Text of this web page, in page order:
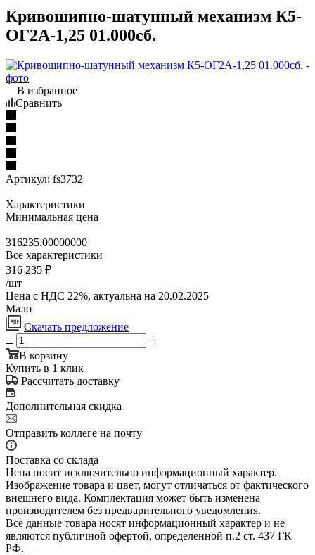
Кривошипно-шатунный механизм К5-
ОГ2А-1,25 01.000сб.
В избранное
Сравнить
Артикул: fs3732
Характеристики
Минимальная цена
—
316235.00000000
Все характеристики
316 235 ₽
/шт
Цена с НДС 22%, актуальна на 20.02.2025
Мало
Скачать предложение
В корзину
Купить в 1 клик
Рассчитать доставку
Дополнительная скидка
Отправить коллеге на почту
Поставка со склада
Цена носит исключительно информационный характер.
Изображение товара и цвет, могут отличаться от фактического
внешнего вида. Комплектация может быть изменена
производителем без предварительного уведомления.
Все данные товара носят информационный характер и не
являются публичной офертой, определенной п.2 ст. 437 ГК
РФ.